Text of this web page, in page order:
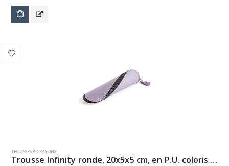
TROUSSES À CRAYONS
Trousse Infinity ronde, 20x5x5 cm, en P.U. coloris mauve